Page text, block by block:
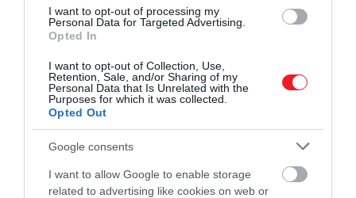
I want to opt-out of processing my
Personal Data for Targeted Advertising.
Opted In
I want to opt-out of Collection, Use,
Retention, Sale, and/or Sharing of my
Personal Data that Is Unrelated with the
Purposes for which it was collected.
Opted Out
Google consents
I want to allow Google to enable storage
related to advertising like cookies on web or
becsapódó aszteroidák és
okozhatnak, de eddig nem
volt világos, hogy ez elég
univerzumban ahhoz, hogy
jelenséget.